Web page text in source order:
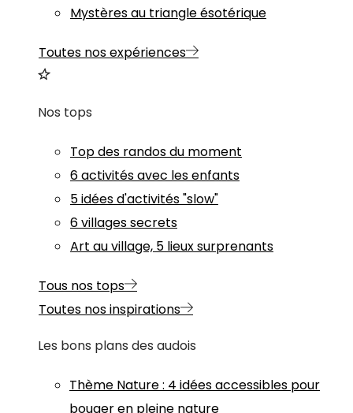
Mystères au triangle ésotérique
Toutes nos expériences
Nos tops
Top des randos du moment
6 activités avec les enfants
5 idées d'activités "slow"
6 villages secrets
Art au village, 5 lieux surprenants
Tous nos tops
Toutes nos inspirations
Les bons plans des audois
Thème Nature: 4 idées accessibles pour
bouger en pleine nature